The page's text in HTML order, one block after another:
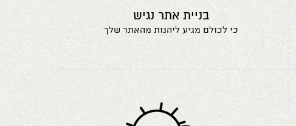
בניית אתר נגיש
כי לכולם מגיע ליהנות מהאתר שלך